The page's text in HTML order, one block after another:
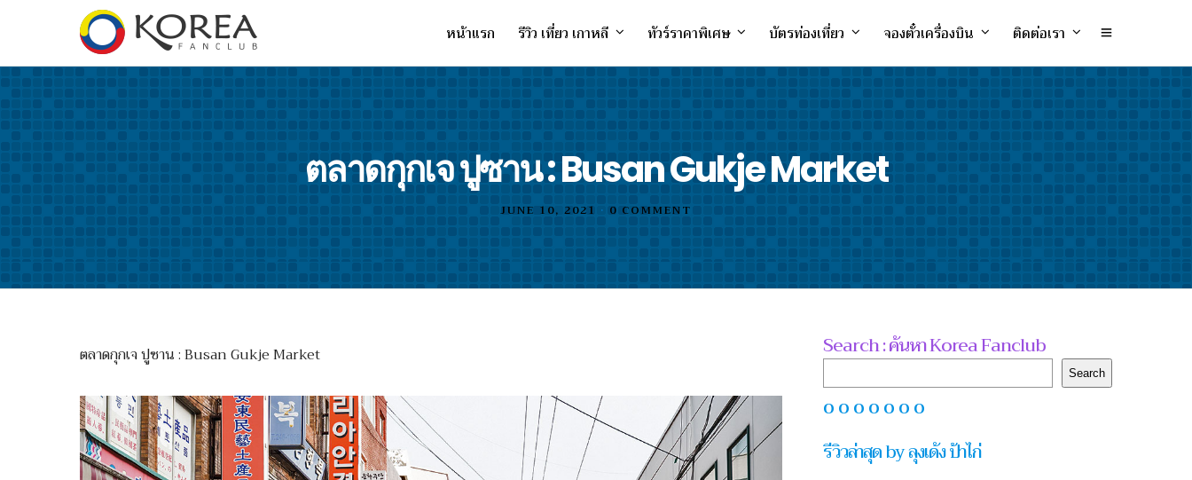
หน้าแรก รีวิว เที่ยว เกาหลี ทัวร์ราคาพิเศษ บัตรท่องเที่ยว จองตั๋วเครื่องบิน ติดต่อเรา
ตลาดกุกเจ ปูซาน : Busan Gukje Market
JUNE 10, 2021 • 0 COMMENT
ตลาดกุกเจ ปูซาน : Busan Gukje Market Search : ค้นหา Korea Fanclub
Search
O O O O O O O
รีวิวล่าสุด by ลุงเด้ง ป้าไก่